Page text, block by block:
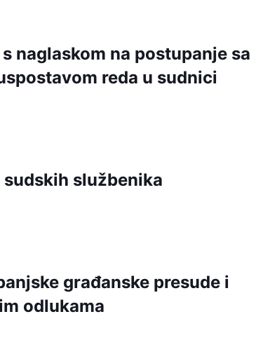
naglaskom na postupanje sa
reda u sudnici
službenika
građanske presude i
odlukama